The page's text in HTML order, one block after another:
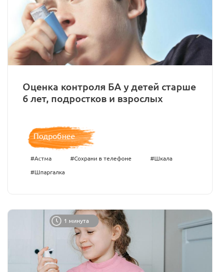
Оценка контроля БА у детей старше
6 лет, подростков и взрослых
Подробнее
#Астма #Сохрани в телефоне #Шкала
#Шпаргалка
1 минута